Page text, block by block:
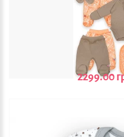
2299.00